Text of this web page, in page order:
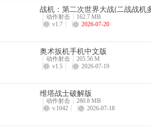
4、众多的新手玩家可以在裏麵轻鬆的去感受
技玩法可以去查看，每天都有大量的游戏红包可
5、提供众多精彩的赛事活动可以在裏麵去了解
在游戏中去领取，胖哥捕鱼各种丰富的游戏福
6、为玩家们带去了全新的棋牌游戏感受，胖
棋牌竞技对战，炫酷的游戏玩法吸引百万玩家
物游戏奖励也是有準备。
战机：第二次世界大战(二战战机
动作射击
162.7 MB
v1.7
2026-07-20
奥术扳机手机中文版
动作射击
205.56 M
v1.5
2026-07-19
维塔战士破解版
动作射击
280.8 MB
v.1042
2026-07-18